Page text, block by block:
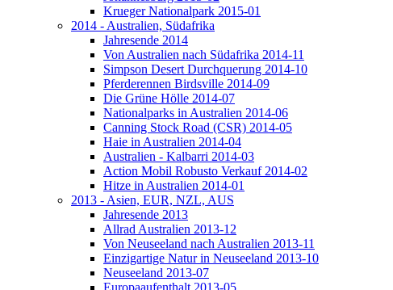
Krueger Nationalpark 2015-01
2014 - Australien, Südafrika
Jahresende 2014
Von Australien nach Südafrika 2014-11
Simpson Desert Durchquerung 2014-10
Pferderennen Birdsville 2014-09
Die Grüne Hölle 2014-07
Nationalparks in Australien 2014-06
Canning Stock Road (CSR) 2014-05
Haie in Australien 2014-04
Australien - Kalbarri 2014-03
Action Mobil Robusto Verkauf 2014-02
Hitze in Australien 2014-01
2013 - Asien, EUR, NZL, AUS
Jahresende 2013
Allrad Australien 2013-12
Von Neuseeland nach Australien 2013-11
Einzigartige Natur in Neuseeland 2013-10
Neuseeland 2013-07
Europaaufenthalt 2013-05